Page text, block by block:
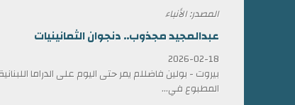
المصدر: الأنباء
عبدالمجيد مجذوب.. دنجوان الثمانينيات
2026-02-18
بيروت - بولين فاضللم يمر حتى اليوم على الدراما
المطبوع في...